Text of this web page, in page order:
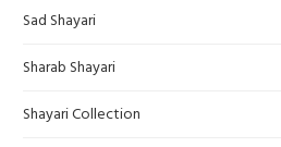
Sad Shayari
Sharab Shayari
Shayari Collection